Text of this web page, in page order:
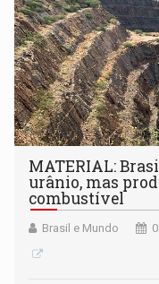
MATERIAL:
urânio, mas
combustível
Brasil e Mundo